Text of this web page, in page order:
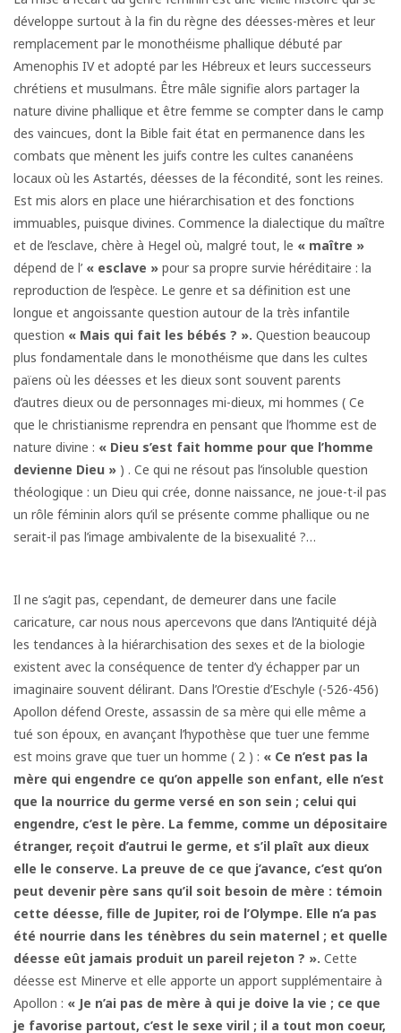
développe surtout à la fin du règne des déesses-mères et leur
remplacement par le monothéisme phallique débuté par
Amenophis IV et adopté par les Hébreux et leurs successeurs
chrétiens et musulmans. Être mâle signifie alors partager la
nature divine phallique et être femme se compter dans le camp
des vaincues, dont la Bible fait état en permanence dans les
combats que mènent les juifs contre les cultes cananéens
locaux où les Astartés, déesses de la fécondité, sont les reines.
Est mis alors en place une hiérarchisation et des fonctions
immuables, puisque divines. Commence la dialectique du maître
et de l’esclave, chère à Hegel où, malgré tout, le « maître »
dépend de l’ « esclave » pour sa propre survie héréditaire : la
reproduction de l’espèce. Le genre et sa définition est une
longue et angoissante question autour de la très infantile
question « Mais qui fait les bébés ? ». Question beaucoup
plus fondamentale dans le monothéisme que dans les cultes
païens où les déesses et les dieux sont souvent parents
d’autres dieux ou de personnages mi-dieux, mi hommes ( Ce
que le christianisme reprendra en pensant que l’homme est de
nature divine : « Dieu s’est fait homme pour que l’homme
devienne Dieu » ) . Ce qui ne résout pas l’insoluble question
théologique : un Dieu qui crée, donne naissance, ne joue-t-il pas
un rôle féminin alors qu’il se présente comme phallique ou ne
serait-il pas l’image ambivalente de la bisexualité ?…
Il ne s’agit pas, cependant, de demeurer dans une facile
caricature, car nous nous apercevons que dans l’Antiquité déjà
les tendances à la hiérarchisation des sexes et de la biologie
existent avec la conséquence de tenter d’y échapper par un
imaginaire souvent délirant. Dans l’Orestie d’Eschyle (-526-456)
Apollon défend Oreste, assassin de sa mère qui elle même a
tué son époux, en avançant l’hypothèse que tuer une femme
est moins grave que tuer un homme ( 2 ) : « Ce n’est pas la
mère qui engendre ce qu’on appelle son enfant, elle n’est
que la nourrice du germe versé en son sein ; celui qui
engendre, c’est le père. La femme, comme un dépositaire
étranger, reçoit d’autrui le germe, et s’il plaît aux dieux
elle le conserve. La preuve de ce que j’avance, c’est qu’on
peut devenir père sans qu’il soit besoin de mère : témoin
cette déesse, fille de Jupiter, roi de l’Olympe. Elle n’a pas
été nourrie dans les ténèbres du sein maternel ; et quelle
déesse eût jamais produit un pareil rejeton ? ». Cette
déesse est Minerve et elle apporte un apport supplémentaire à
Apollon : « Je n’ai pas de mère à qui je doive la vie ; ce que
je favorise partout, c’est le sexe viril ; il a tout mon coeur,